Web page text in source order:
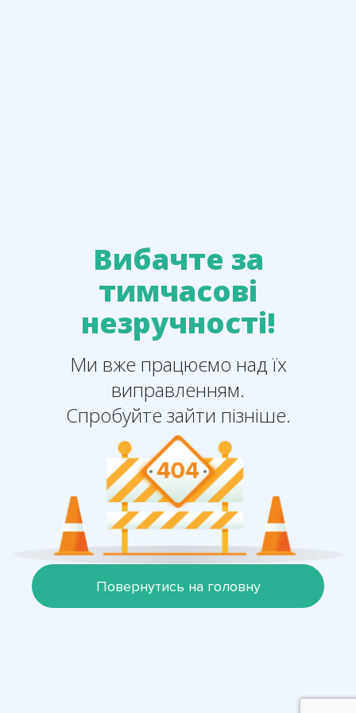
Вибачте за
тимчасові
незручності!
Ми вже працюємо над їх
виправленням.
Спробуйте зайти пізніше.
Повернутись на головну